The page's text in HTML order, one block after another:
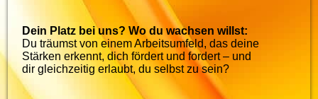
Dein Platz bei uns? Wo du wachsen willst:
Du träumst von einem Arbeitsumfeld, das deine
Stärken erkennt, dich fördert und fordert – und
dir gleichzeitig erlaubt, du selbst zu sein?